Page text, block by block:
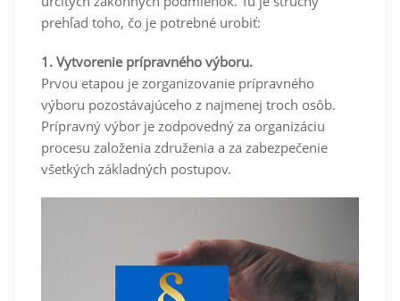
prehľad toho, čo je potrebné urobiť:
1. Vytvorenie prípravného výboru.
Prvou etapou je zorganizovanie prípravného
výboru pozostávajúceho z najmenej troch osôb.
Prípravný výbor je zodpovedný za organizáciu
procesu založenia združenia a za zabezpečenie
všetkých základných postupov.